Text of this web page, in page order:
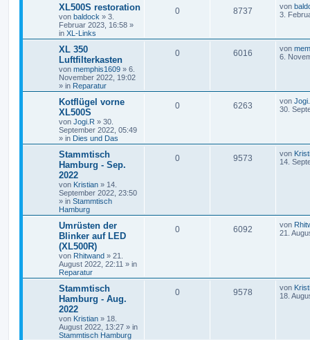
XL500S restoration
von baldock » 3.
Februar 2023, 16:58 »
in XL-Links
0 8737 von
3.
XL 350
Luftfilterkasten
von memphis1609 » 6.
November 2022, 19:02
» in Reparatur
0 6016 von
6.
Kotflügel vorne
XL500S
von Jogi.R » 30.
September 2022, 05:49
» in Dies und Das
0 6263 von
30.
Stammtisch
Hamburg - Sep.
2022
von Kristian » 14.
September 2022, 23:50
» in Stammtisch
Hamburg
0 9573 von
14.
Umrüsten der
Blinker auf LED
(XL500R)
von Rhitwand » 21.
August 2022, 22:11 » in
Reparatur
0 6092 von
21.
Stammtisch
Hamburg - Aug.
2022
von Kristian » 18.
August 2022, 13:27 » in
Stammtisch Hamburg
0 9578 von
18.